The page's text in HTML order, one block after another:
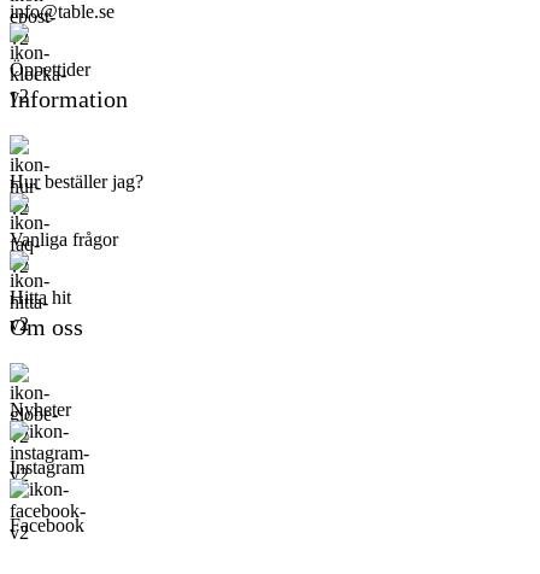
info@table.se
Öppettider
Information
Hur beställer jag?
Vanliga frågor
Hitta hit
Om oss
Nyheter
Instagram
Facebook